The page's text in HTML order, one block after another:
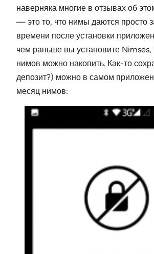
наверняка многие в отзывах об
— это то, что нимы даются просто
времени после установки
чем раньше вы установите
нимов можно накопить. Как-то
депозит?) можно в самом
месяц нимов: